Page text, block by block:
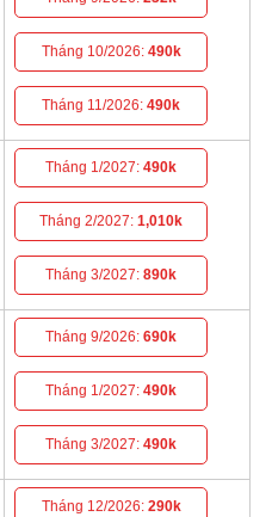
Tháng 10/2026: 490k
Tháng 11/2026:490k
Tháng 1/2027:490k
Tháng 2/2027:1,010k
Tháng 3/2027:890k
Tháng 9/2026:690k
Tháng 1/2027:490k
Tháng 3/2027:490k
Tháng 12/2026: 290k